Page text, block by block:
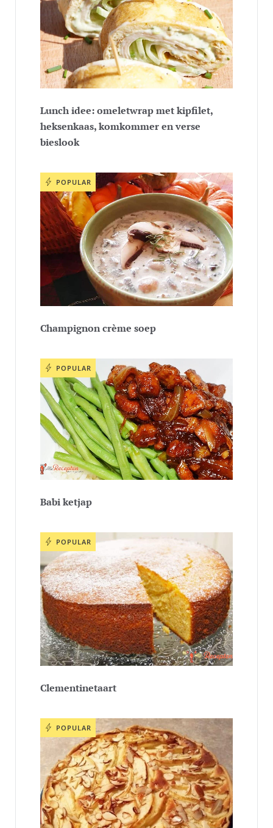
Lunch idee: omeletwrap met kipfilet,
heksenkaas, komkommer en verse
bieslook
POPULAR
Champignon crème soep
POPULAR
Babi ketjap
POPULAR
Clementinetaart
POPULAR